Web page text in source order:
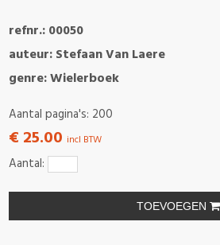
refnr.: 00050
auteur: Stefaan Van Laere
genre: Wielerboek
Aantal pagina's: 200
€ 25.00 incl BTW
Aantal:
TOEVOEGEN